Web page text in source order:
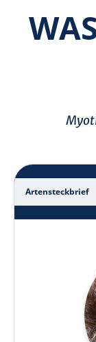
Artensteckbrief